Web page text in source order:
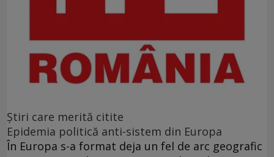
Ştiri care merită citite
Epidemia politică anti-sistem din Europa
În Europa s-a format deja un fel de arc geografic